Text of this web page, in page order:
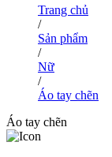
Trang chủ
/
Sản phẩm
/
Nữ
/
Áo tay chẽn
Áo tay chẽn